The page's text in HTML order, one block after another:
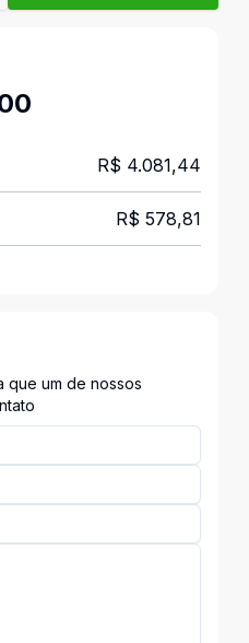
R$ 4.081,44
R$ 578,81
que um de nossos